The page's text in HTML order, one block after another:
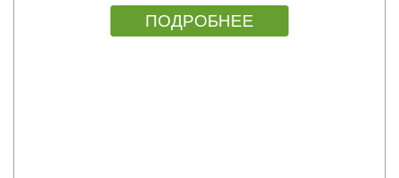
ПОДРОБНЕЕ